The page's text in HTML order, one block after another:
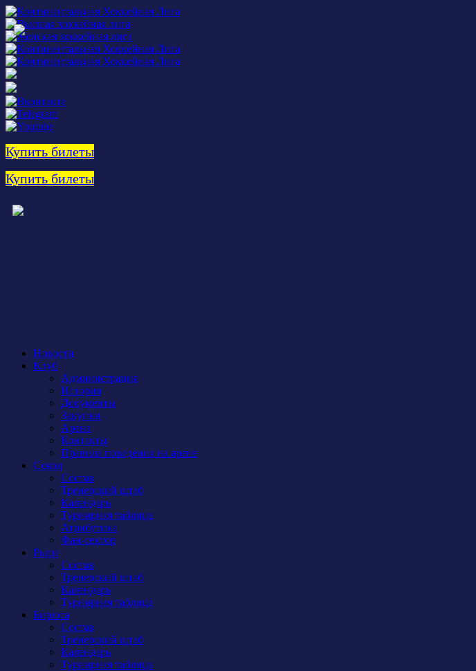
Купить билеты
Купить билеты
Новости
Клуб
Администрация
История
Документы
Закупки
Арена
Контакты
Правила поведения на арене
Сокол
Состав
Тренерский штаб
Календарь
Турнирная таблица
Атрибутика
Фан-сектор
Рыси
Состав
Тренерский штаб
Календарь
Турнирная таблица
Бирюса
Состав
Тренерский штаб
Календарь
Турнирная таблица